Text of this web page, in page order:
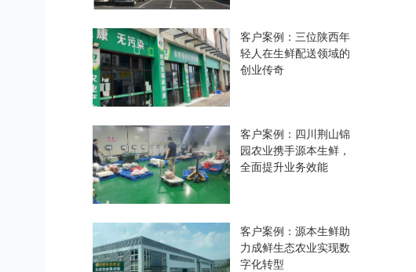
客户案例：三位陕西年
轻人在生鲜配送领域的
创业传奇
客户案例：四川荆山锦
园农业携手源本生鲜，
全面提升业务效能
客户案例：源本生鲜助
力成鲜生态农业实现数
字化转型